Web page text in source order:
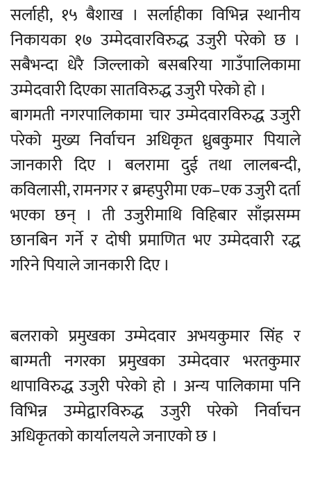
सर्लाही, १५ बैशाख । सर्लाहीका विभिन्न स्थानीय
निकायका १७ उम्मेदवारविरुद्ध उजुरी परेको छ ।
सबैभन्दा धेरै जिल्लाको बसबरिया गाउँपालिकामा
उम्मेदवारी दिएका सातविरुद्ध उजुरी परेको हो ।
बागमती नगरपालिकामा चार उम्मेदवारविरुद्ध उजुरी
परेको मुख्य निर्वाचन अधिकृत ध्रुबकुमार पियाले
जानकारी दिए । बलरामा दुई तथा लालबन्दी,
कविलासी, रामनगर र ब्रम्हपुरीमा एक–एक उजुरी दर्ता
भएका छन् । ती उजुरीमाथि विहिबार साँझसम्म
छानबिन गर्ने र दोषी प्रमाणित भए उम्मेदवारी रद्ध
गरिने पियाले जानकारी दिए ।
बलराको प्रमुखका उम्मेदवार अभयकुमार सिंह र
बाग्मती नगरका प्रमुखका उम्मेदवार भरतकुमार
थापाविरुद्ध उजुरी परेको हो । अन्य पालिकामा पनि
विभिन्न उम्मेद्वारविरुद्ध उजुरी परेको निर्वाचन
अधिकृतको कार्यालयले जनाएको छ ।